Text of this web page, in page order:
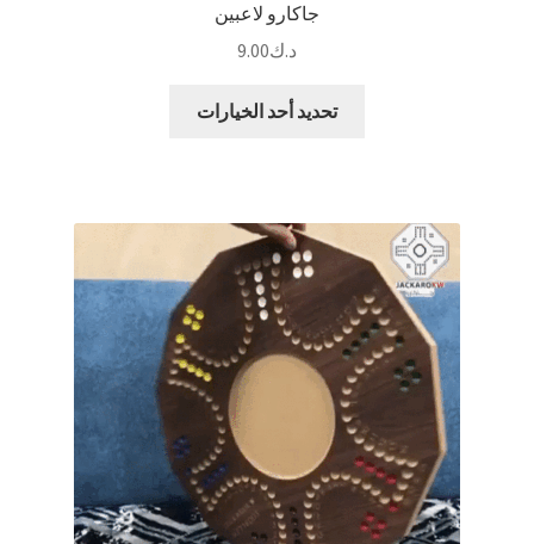
جاكارو لاعبين
د.ك9.00
تحديد أحد الخيارات
المختلفة
المنتج.
يمكن
اختيار
الخيارات
على
صفحة
المنتج